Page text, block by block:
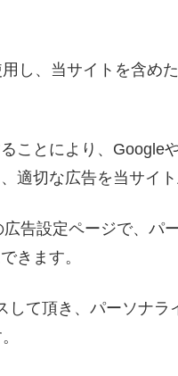
し、当サイトを含め
ことにより、Google
適切な広告を当サイ
告設定ページで、パ
きます。
して頂き、パーソナ